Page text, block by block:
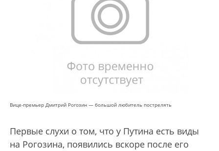
Вице-премьер Дмитрий Рогозин — большой любитель пострелять
Первые слухи о том, что у Путина есть виды
на Рогозина, появились вскоре после его